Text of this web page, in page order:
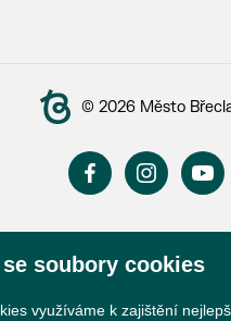
© 2026 Město
soubory cookies
využíváme k zajištění